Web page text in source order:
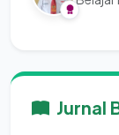
Jurnal